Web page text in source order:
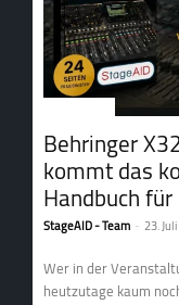
Behringer
kommt das
Handbuch
StageAID - Team - 23.
Wer in der
heutzutage kaum noch am